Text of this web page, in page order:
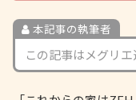
本記事の執筆者
この記事はメグリ